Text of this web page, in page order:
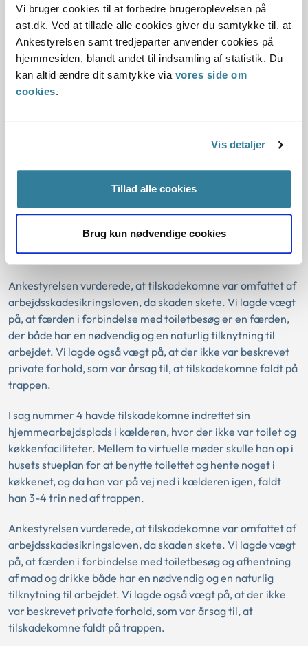
Vi bruger cookies til at forbedre brugeroplevelsen på
ast.dk. Ved at tillade alle cookies giver du samtykke til, at
Ankestyrelsen samt tredjeparter anvender cookies på
hjemmesiden, blandt andet til indsamling af statistik. Du
kan altid ændre dit samtykke via vores side om
cookies.
Vis detaljer
Tillad alle cookies
Brug kun nødvendige cookies
I sag nummer 2 gik tilskadekomne ud i sin gård, efter at han
havde haft et virtuelt møde med en kollega om en kompleks
problemstilling. Tilskadekomne gik ud i gården for at tænke
over problemstillingen, og da han var på vej ind igen, for at
ringe til sin kollega, faldt han.
omfattet af arbejdsskadesikringsloven, da skaden skete. Vi
lagde vægt på, at skaden ikke skyldtes arbejdet eller
gård ikke var en færden, der havde en nødvendig eller
naturlig forbindelse til arbejdet.
komme til toilettet skulle hun op ad to trappetrin. Hun fik
ikke ordentlig fat i gelænderet og faldt derfor bagover.
Ankestyrelsen vurderede, at tilskadekomne var omfattet af
arbejdsskadesikringsloven, da skaden skete. Vi lagde vægt
på, at færden i forbindelse med toiletbesøg er en færden,
der både har en nødvendig og en naturlig tilknytning til
arbejdet. Vi lagde også vægt på, at der ikke var beskrevet
private forhold, som var årsag til, at tilskadekomne faldt på
trappen.
I sag nummer 4 havde tilskadekomne indrettet sin
hjemmearbejdsplads i kælderen, hvor der ikke var toilet og
køkkenfaciliteter. Mellem to virtuelle møder skulle han op i
husets stueplan for at benytte toilettet og hente noget i
køkkenet, og da han var på vej ned i kælderen igen, faldt
han 3-4 trin ned af trappen.
Ankestyrelsen vurderede, at tilskadekomne var omfattet af
arbejdsskadesikringsloven, da skaden skete. Vi lagde vægt
på, at færden i forbindelse med toiletbesøg og afhentning
af mad og drikke både har en nødvendig og en naturlig
tilknytning til arbejdet. Vi lagde også vægt på, at der ikke
var beskrevet private forhold, som var årsag til, at
tilskadekomne faldt på trappen.